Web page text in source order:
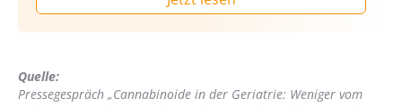
Quelle:
Pressegespräch „Cannabinoide in der Geriatrie: Weniger vom